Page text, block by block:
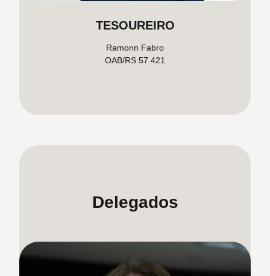
TESOUREIRO
Ramonn Fabro
OAB/RS 57.421
Delegados